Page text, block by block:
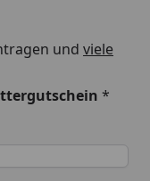
und viele
*